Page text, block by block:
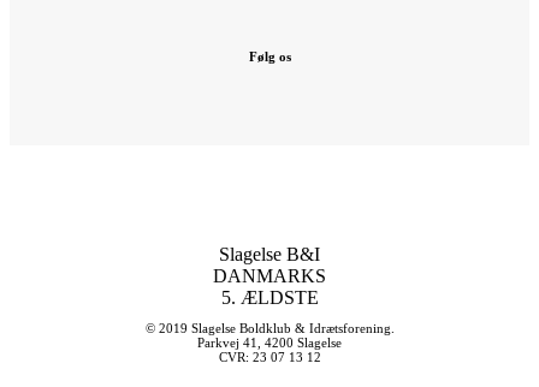
Følg os
Slagelse B&I
DANMARKS
5. ÆLDSTE
© 2019 Slagelse Boldklub & Idrætsforening.
Parkvej 41, 4200 Slagelse
CVR: 23 07 13 12